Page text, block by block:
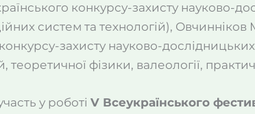
конкурсу-захисту науково-
систем та технологій), Овчинніков
захисту науково-дослідницьких
фізики, валеології,
у роботі V Всеукраїнського